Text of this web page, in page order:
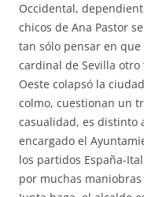
Occidental,
chicos de Ana Pastor
tan sólo pensar en
cardinal de Sevilla otro
Oeste colapsó la
colmo, cuestionan un
casualidad, es distinto
encargado el
los partidos España-
por muchas